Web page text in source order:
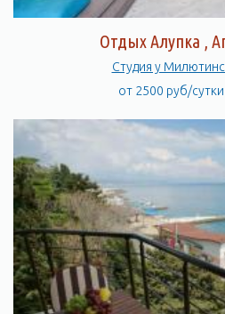
Отдых Алупка ,
Студия у
от 2500 руб/